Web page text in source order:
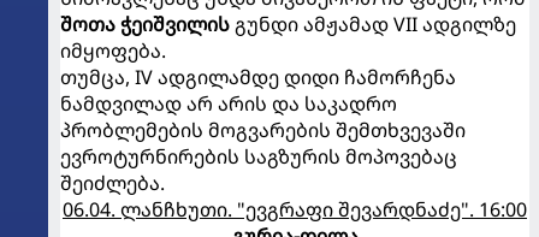
შოთა ჭეიშვილისგუნდი ამჟამად VII ადგილზე
იმყოფება.
თუმცა, IV ადგილამდე დიდი ჩამორჩენა
ნამდვილად არ არის და საკადრო
პრობლემების მოგვარების შემთხვევაში
ევროტურნირების საგზურის მოპოვებაც
შეიძლება.
06.04. ლანჩხუთი. "ევგრაფი შევარდნაძე". 16:00